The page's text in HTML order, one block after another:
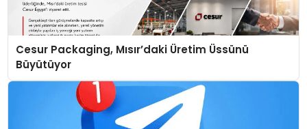
Cesur Packaging, Mısır’daki Üretim Üssünü
Büyütüyor